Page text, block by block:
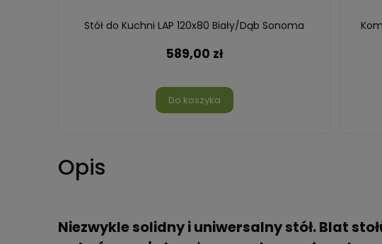
Stół do Kuchni LAP 120x80 Biały/Dąb Sonoma
589,00 zł
Do koszyka
Opis
Niezwykle solidny i uniwersalny stół. Blat